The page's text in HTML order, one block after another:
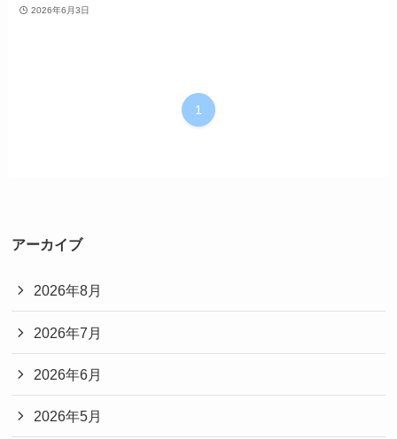
2026年6月3日
1
アーカイブ
2026年8月
2026年7月
2026年6月
2026年5月